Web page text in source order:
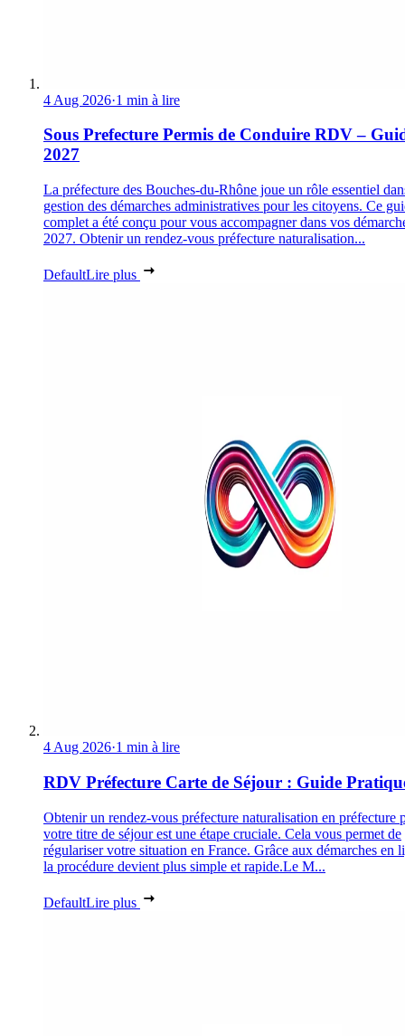
4 Aug 2026·1 min à lire
Sous Prefecture Permis de Conduire RDV –
2027
La préfecture des Bouches-du-Rhône joue un rôle essentiel
gestion des démarches administratives pour les citoyens. Ce
complet a été conçu pour vous accompagner dans vos
2027. Obtenir un rendez-vous préfecture naturalisation...
DefaultLire plus
4 Aug 2026·1 min à lire
RDV Préfecture Carte de Séjour : Guide
Obtenir un rendez-vous préfecture naturalisation en préfecture
votre titre de séjour est une étape cruciale. Cela vous permet de
régulariser votre situation en France. Grâce aux démarches en
la procédure devient plus simple et rapide.Le M...
DefaultLire plus